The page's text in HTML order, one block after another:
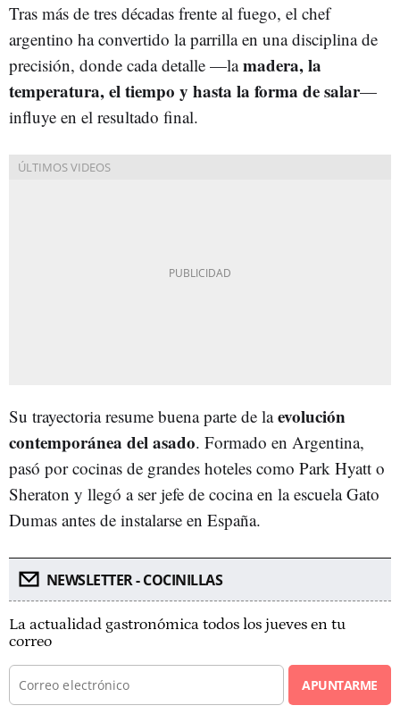
Tras más de tres décadas frente al fuego, el chef
argentino ha convertido la parrilla en una disciplina de
precisión, donde cada detalle —lamadera, la
temperatura, el tiempo y hasta la forma de salar—
influye en el resultado final.
Su trayectoria resume buena parte de laevolución
contemporánea del asado. Formado en Argentina,
pasó por cocinas de grandes hoteles como Park Hyatt o
Sheraton y llegó a ser jefe de cocina en la escuela Gato
Dumas antes de instalarse en España.
NEWSLETTER - COCINILLAS
La actualidad gastronómica todos los jueves en tu
correo
APUNTARME